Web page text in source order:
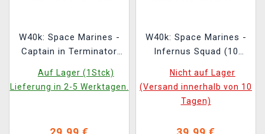
W40k: Space Marines -
Captain in Terminator
Auf Lager (1Stck)
Lieferung in 2-5 Werktagen.
W40k: Space Marines -
Infernus Squad (10
Nicht auf Lager
(Versand innerhalb von 10
Tagen)